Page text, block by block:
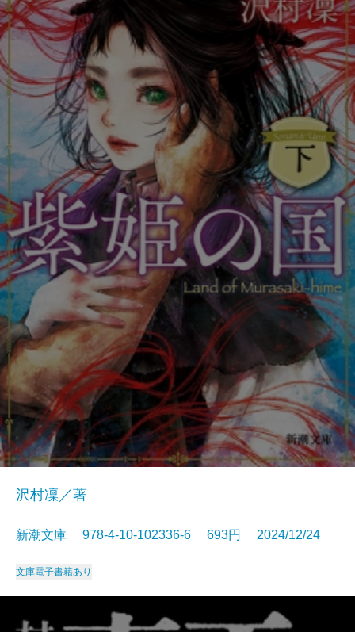
沢村凜／著
新潮文庫 978-4-10-102336-6 693円 2024/12/24
文庫電子書籍あり